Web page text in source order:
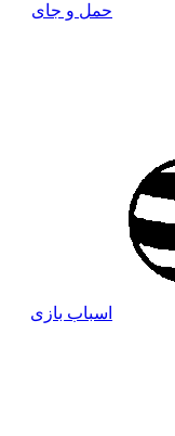
حمل و جای
اسباب بازی